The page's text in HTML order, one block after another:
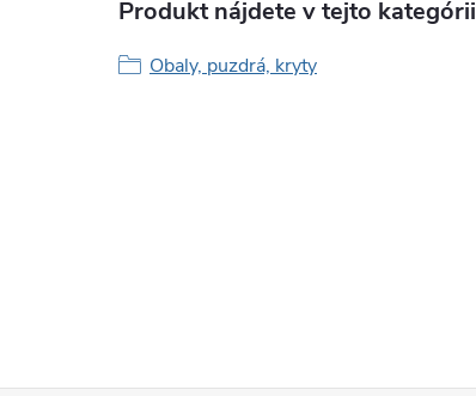
Produkt nájdete v tejto kategórii
Obaly, puzdrá, kryty